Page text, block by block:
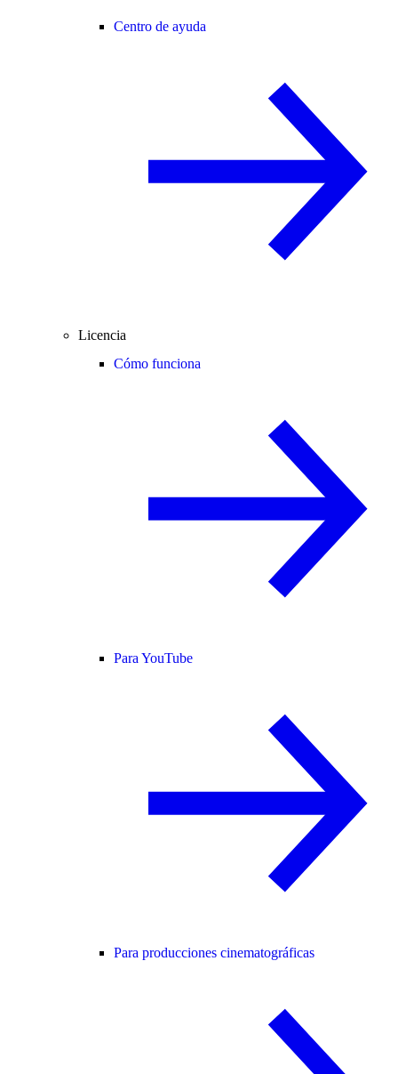
Centro de ayuda
Licencia
Cómo funciona
Para YouTube
Para producciones cinematográficas